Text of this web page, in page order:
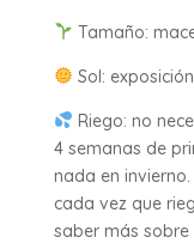
Tamaño:
Sol:
Riego: no
4 semanas de
nada en
cada vez que
saber más sobre